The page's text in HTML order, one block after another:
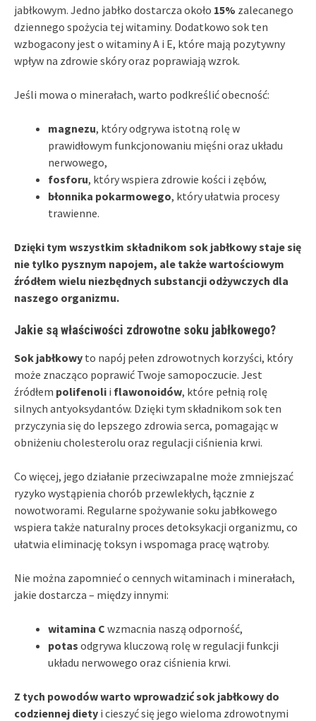
jabłkowym. Jedno jabłko dostarcza około 15% zalecanego
dziennego spożycia tej witaminy. Dodatkowo sok ten
wzbogacony jest o witaminy A i E, które mają pozytywny
wpływ na zdrowie skóry oraz poprawiają wzrok.
Jeśli mowa o minerałach, warto podkreślić obecność:
magnezu, który odgrywa istotną rolę w
prawidłowym funkcjonowaniu mięśni oraz układu
nerwowego,
fosforu, który wspiera zdrowie kości i zębów,
błonnika pokarmowego, który ułatwia procesy
trawienne.
Dzięki tym wszystkim składnikom sok jabłkowy staje się
nie tylko pysznym napojem, ale także wartościowym
źródłem wielu niezbędnych substancji odżywczych dla
naszego organizmu.
Jakie są właściwości zdrowotne soku jabłkowego?
Sok jabłkowy to napój pełen zdrowotnych korzyści, który
może znacząco poprawić Twoje samopoczucie. Jest
źródłem polifenoli i flawonoidów, które pełnią rolę
silnych antyoksydantów. Dzięki tym składnikom sok ten
przyczynia się do lepszego zdrowia serca, pomagając w
obniżeniu cholesterolu oraz regulacji ciśnienia krwi.
Co więcej, jego działanie przeciwzapalne może zmniejszać
ryzyko wystąpienia chorób przewlekłych, łącznie z
nowotworami. Regularne spożywanie soku jabłkowego
wspiera także naturalny proces detoksykacji organizmu, co
ułatwia eliminację toksyn i wspomaga pracę wątroby.
Nie można zapomnieć o cennych witaminach i minerałach,
jakie dostarcza – między innymi:
witamina C wzmacnia naszą odporność,
potas odgrywa kluczową rolę w regulacji funkcji
układu nerwowego oraz ciśnienia krwi.
Z tych powodów warto wprowadzić sok jabłkowy do
codziennej diety i cieszyć się jego wieloma zdrowotnymi